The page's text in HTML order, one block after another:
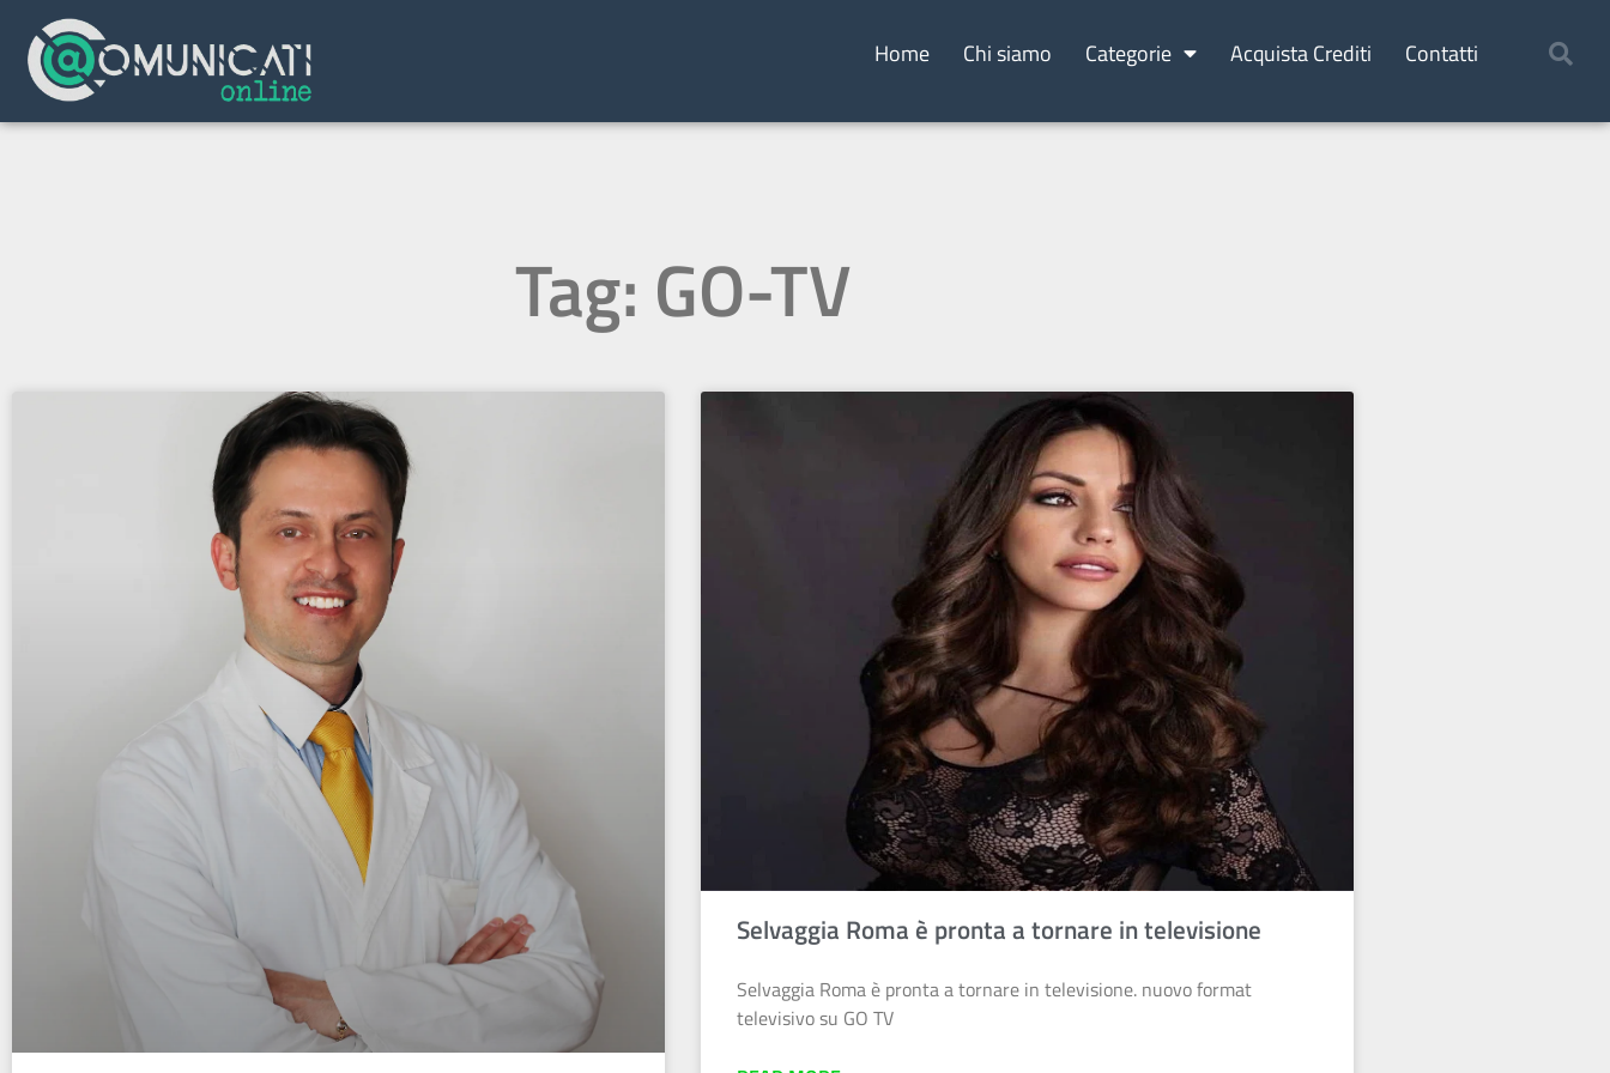
Home Chi siamo Categorie Acquista Crediti Contatti
Tag: GO-TV
Selvaggia Roma è pronta a tornare in televisione
Selvaggia Roma è pronta a tornare in televisione. nuovo format
televisivo su GO TV